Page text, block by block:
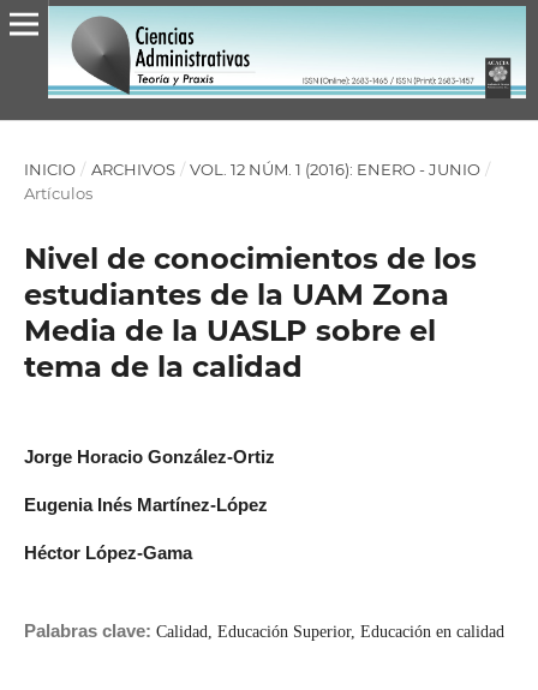
INICIO / ARCHIVOS / VOL. 12 NÚM. 1 (2016): ENERO - JUNIO /
Artículos
Nivel de conocimientos de los
estudiantes de la UAM Zona
Media de la UASLP sobre el
tema de la calidad
Jorge Horacio González-Ortiz
Eugenia Inés Martínez-López
Héctor López-Gama
Palabras clave: Calidad, Educación Superior, Educación en calidad